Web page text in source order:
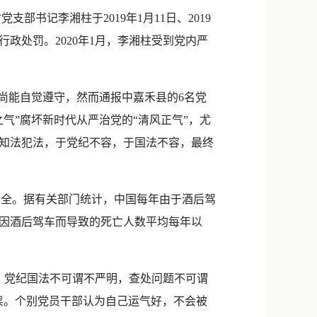
QQ
部书记李湘柱于2019年1月11日、2019
政处罚。2020年1月，李湘柱受到党内严
自觉遵守，然而通报中嘉禾县的6名党
”腐坏新时代从严治党的“清风正气”，尤
法犯法，于党纪不容，于国法不容，最终
据有关部门统计，中国每年由于酒后驾
酒后驾车而导致的死亡人数平均每年以
纪国法不可谓不严明，查处问题不可谓
个别党员干部认为自己运气好，不会被